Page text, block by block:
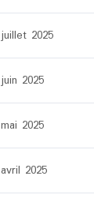
juillet 2025
juin 2025
mai 2025
avril 2025